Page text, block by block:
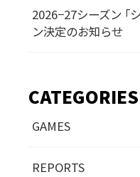
2026−27シーズン 「
ン決定のお知らせ
CATEGORIES
GAMES
REPORTS